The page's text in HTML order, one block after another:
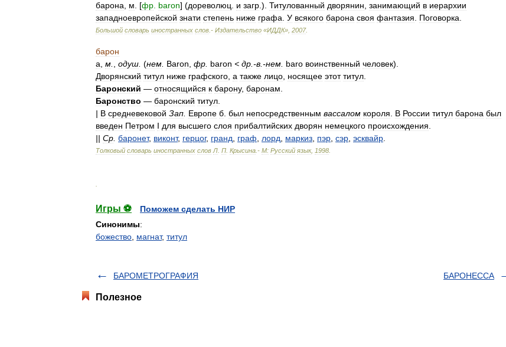
барона
м . [фр baron] (дореволюц и загр .). Титулованный дворянин занимающий в иерархии
западноевропейской знати степень ниже графа У всякого барона своя фантазия Поговорка
Большой словарь иностранных слов .- Издательство «ИДДК» 2007.
барон
а м одуш (нем Вarоn фр baron < др .-в .-нем baro воинственный человек).
Дворянский титул ниже графского а также лицо носящее этот титул
Баронский — относящийся к барону, баронам
Баронство — баронский титул
| В средневековой Зап Европе б был непосредственным вассалом короля В России титул барона был
введен Петром I для высшего слоя прибалтийских дворян немецкого происхождения
|| Ср баронет, виконт, герцог, гранд граф лорд маркиз пэр сэр эсквайр
Толковый словарь иностранных слов Л П Крысина .- М: Русский язык, 1998
Игры ⚽
Поможем сделать НИР
Синонимы:
божество магнат, титул
БАРОМЕТРОГРАФИЯ БАРОНЕССА
Полезное